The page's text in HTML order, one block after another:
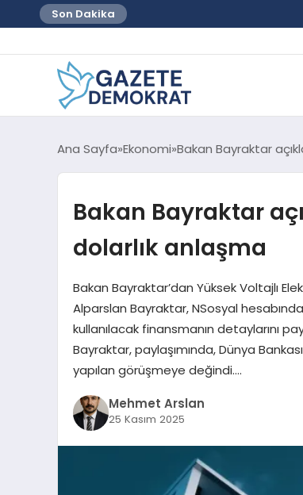
Son Dakika
Ana Sayfa Ekonomi Bakan Bayraktar
Bakan Bayraktar
dolarlık anlaşma
Bakan Bayraktar’dan Yüksek Voltajlı
Alparslan Bayraktar, NSosyal
kullanılacak finansmanın detaylarını
Bayraktar, paylaşımında, Dünya
yapılan görüşmeye değindi….
Mehmet Arslan
25 Kasım 2025